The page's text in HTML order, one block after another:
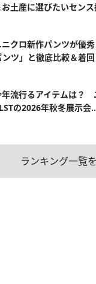
お土産に選びたいセン
ニクロ新作パンツが優
ンツ」と徹底比較＆着
流行るアイテムは？
の2026年秋冬展示会
ランキング一覧